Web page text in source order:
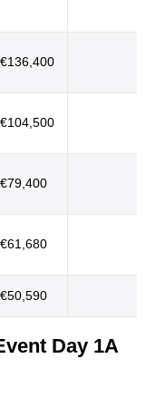
€136,400
€104,500
€79,400
€61,680
€50,590
Day 1A